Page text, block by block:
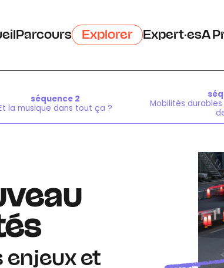
Parcours Explorer Expert·esA
séquence 2
la musique dans tout ça ?
Mobilités
enjeux et